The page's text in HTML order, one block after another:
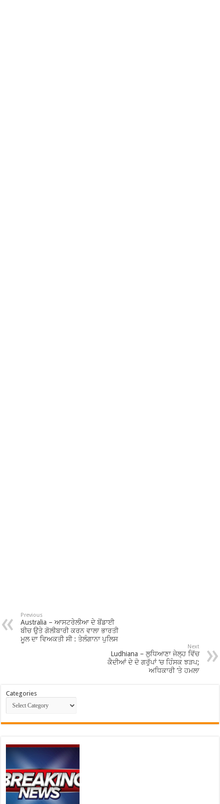
Previous
Australia – ਆਸਟਰੇਲੀਆ ਦੇ ਬੋਂਡਾਈ
ਬੀਚ ਉਤੇ ਗੋਲੀਬਾਰੀ ਕਰਨ ਵਾਲਾ ਭਾਰਤੀ
ਮੂਲ ਦਾ ਵਿਅਕਤੀ ਸੀ : ਤੇਲੰਗਾਨਾ ਪੁਲਿਸ
Next
Ludhiana – ਲੁਧਿਆਣਾ ਜੇਲ੍ਹ ਵਿੱਚ
ਕੈਦੀਆਂ ਦੇ ਦੋ ਗਰੁੱਪਾਂ ’ਚ ਹਿੰਸਕ ਝੜਪ;
ਅਧਿਕਾਰੀ ’ਤੇ ਹਮਲਾ
Categories